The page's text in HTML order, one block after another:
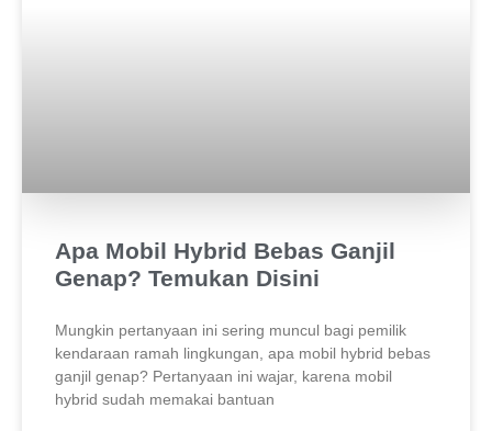
Apa Mobil Hybrid Bebas Ganjil
Genap? Temukan Disini
Mungkin pertanyaan ini sering muncul bagi pemilik
kendaraan ramah lingkungan, apa mobil hybrid bebas
ganjil genap? Pertanyaan ini wajar, karena mobil
hybrid sudah memakai bantuan